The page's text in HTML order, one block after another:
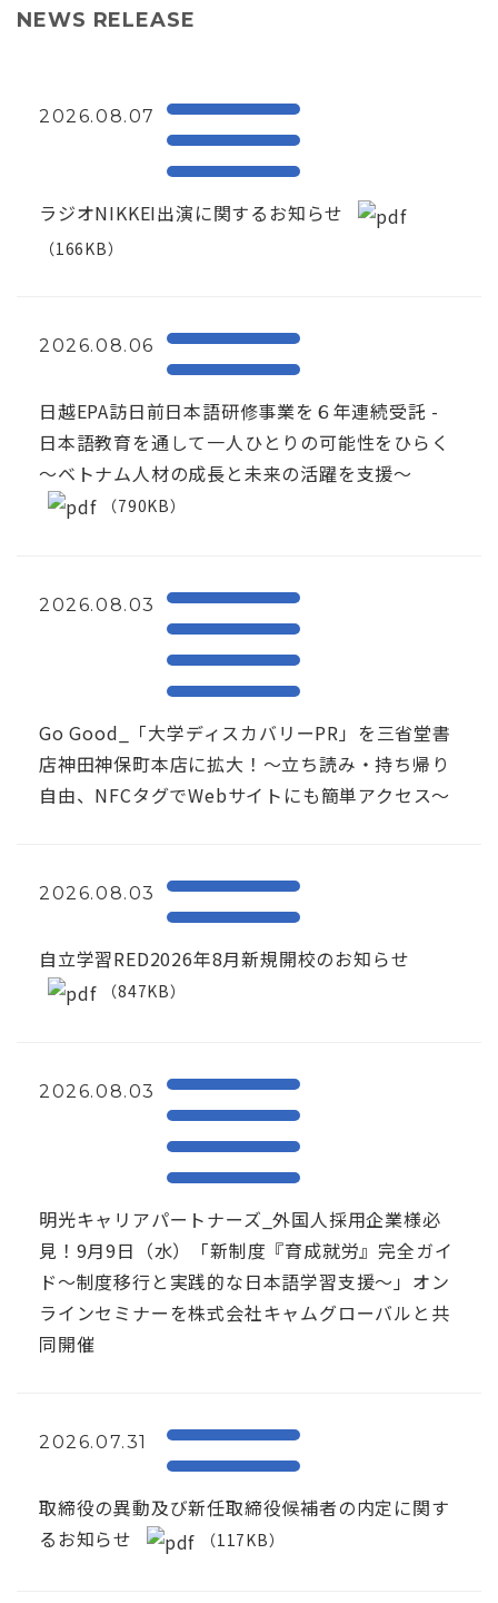
NEWS RELEASE
2026.08.07
ラジオNIKKEI出演に関するお知らせ
（166KB）
2026.08.06
日越EPA訪日前日本語研修事業を６年連続受託 -
日本語教育を通して一人ひとりの可能性をひらく
～ベトナム人材の成長と未来の活躍を支援～
（790KB）
2026.08.03
Go Good_「大学ディスカバリーPR」を三省堂書
店神田神保町本店に拡大！〜立ち読み・持ち帰り
自由、NFCタグでWebサイトにも簡単アクセス～
2026.08.03
自立学習RED2026年8月新規開校のお知らせ
（847KB）
2026.08.03
明光キャリアパートナーズ_外国人採用企業様必
見！9月9日（水）「新制度『育成就労』完全ガイ
ド～制度移行と実践的な日本語学習支援～」オン
ラインセミナーを株式会社キャムグローバルと共
同開催
2026.07.31
取締役の異動及び新任取締役候補者の内定に関す
るお知らせ
（117KB）